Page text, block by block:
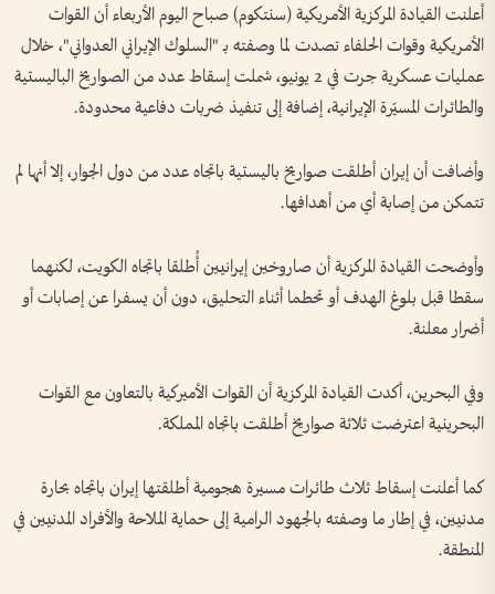
أعلنت القيادة المركزية الأمريكية (سنتكوم) صباح اليوم الأربعاء أن القوات
الأمريكية وقوات الحلفاء تصدت لما وصفته بـ "السلوك الإيراني العدواني"، خلال
عمليات عسكرية جرت في 2 يونيو، شملت إسقاط عدد من الصواريخ الباليستية
والطائرات المسيّرة الإيرانية، إضافة إلى تنفيذ ضربات دفاعية محدودة.
وأضافت أن إيران أطلقت صواريخ باليستية باتجاه عدد من دول الجوار، إلا أنها لم
تتمكن من إصابة أي من أهدافها.
وأوضحت القيادة المركزية أن صاروخين إيرانيين أُطلقا باتجاه الكويت، لكنهما
سقطا قبل بلوغ الهدف أو تحطما أثناء التحليق، دون أن يسفرا عن إصابات أو
أضرار معلنة.
وفي البحرين، أكدت القيادة المركزية أن القوات الأميركية بالتعاون مع القوات
البحرينية اعترضت ثلاثة صواريخ أطلقت باتجاه المملكة.
كما أعلنت إسقاط ثلاث طائرات مسيرة هجومية أطلقتها إيران باتجاه بحارة
مدنيين، في إطار ما وصفته بالجهود الرامية إلى حماية الملاحة والأفراد المدنيين في
المنطقة.